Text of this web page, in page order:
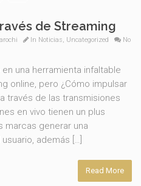
de Streaming
In Noticias, Uncategorized
No
una herramienta infaltable
online, pero ¿Cómo impulsar
través de las transmisiones
en vivo tienen un plus
marcas generar una
además […]
Read More